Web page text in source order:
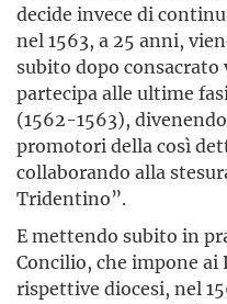
decide invece di
nel 1563, a 25 anni,
subito dopo consacrato
partecipa alle ultime
(1562-1563),
promotori della così
collaborando alla
Tridentino”.
E mettendo subito in
Concilio, che impone ai
rispettive diocesi, nel